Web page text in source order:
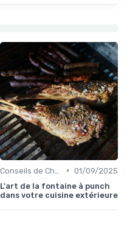
• 01/09/2025
L'art de la fontaine à punch
dans votre cuisine extérieure